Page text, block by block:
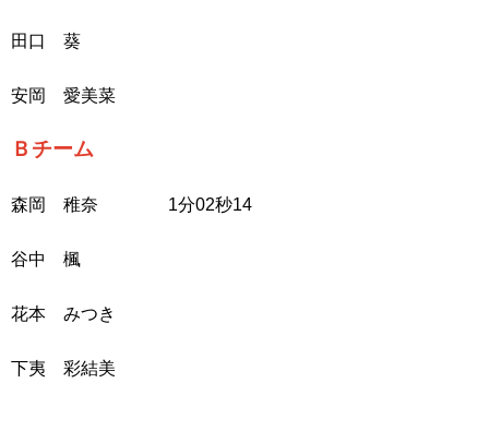
田口 葵
安岡 愛美菜
Ｂチーム
森岡 稚奈 1分02秒14
谷中 楓
花本 みつき
下夷 彩結美